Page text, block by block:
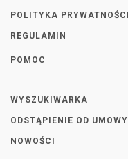
POLITYKA PRYWATNOŚCI
REGULAMIN
POMOC
WYSZUKIWARKA
ODSTĄPIENIE OD UMOWY
NOWOŚCI